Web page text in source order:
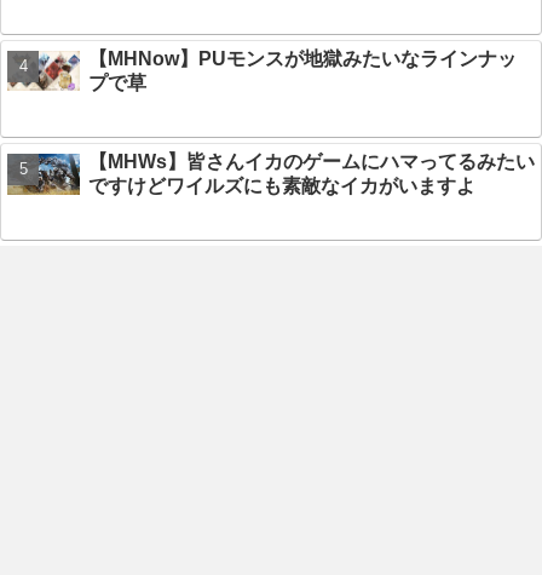
【MHNow】PUモンスが地獄みたいなラインナッ
プで草
【MHWs】皆さんイカのゲームにハマってるみたい
ですけどワイルズにも素敵なイカがいますよ